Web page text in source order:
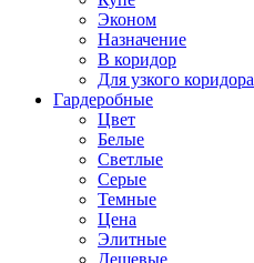
Эконом
Назначение
В коридор
Для узкого коридора
Гардеробные
Цвет
Белые
Светлые
Серые
Темные
Цена
Элитные
Дешевые